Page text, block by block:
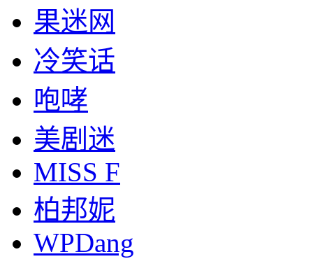
果迷网
冷笑话
咆哮
美剧迷
MISS F
柏邦妮
WPDang